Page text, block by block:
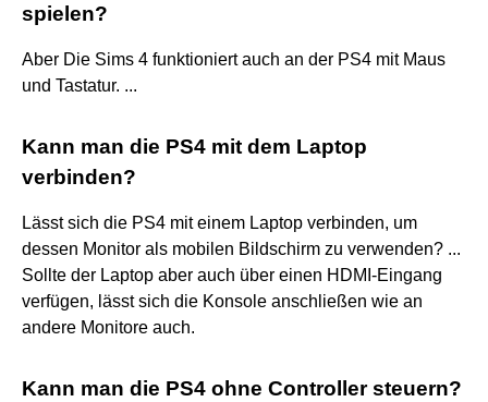
spielen?
Aber Die Sims 4 funktioniert auch an der PS4 mit Maus
und Tastatur. ...
Kann man die PS4 mit dem Laptop
verbinden?
Lässt sich die PS4 mit einem Laptop verbinden, um
dessen Monitor als mobilen Bildschirm zu verwenden? ...
Sollte der Laptop aber auch über einen HDMI-Eingang
verfügen, lässt sich die Konsole anschließen wie an
andere Monitore auch.
Kann man die PS4 ohne Controller steuern?